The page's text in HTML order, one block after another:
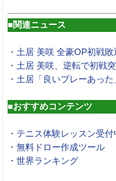
■関連ニュース
・土居 美咲 全豪OP初戦敗
・土居 美咲、逆転で初戦
・土居「良いプレーあった
■おすすめコンテンツ
・テニス体験レッスン受付
・無料ドロー作成ツール
・世界ランキング